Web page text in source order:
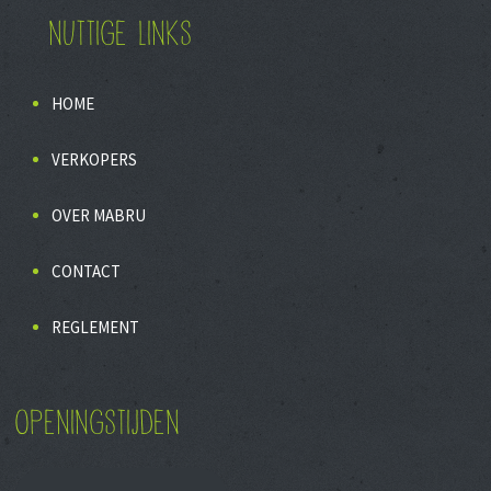
NUTTIGE LINKS
HOME
VERKOPERS
OVER MABRU
CONTACT
REGLEMENT
OPENINGSTIJDEN